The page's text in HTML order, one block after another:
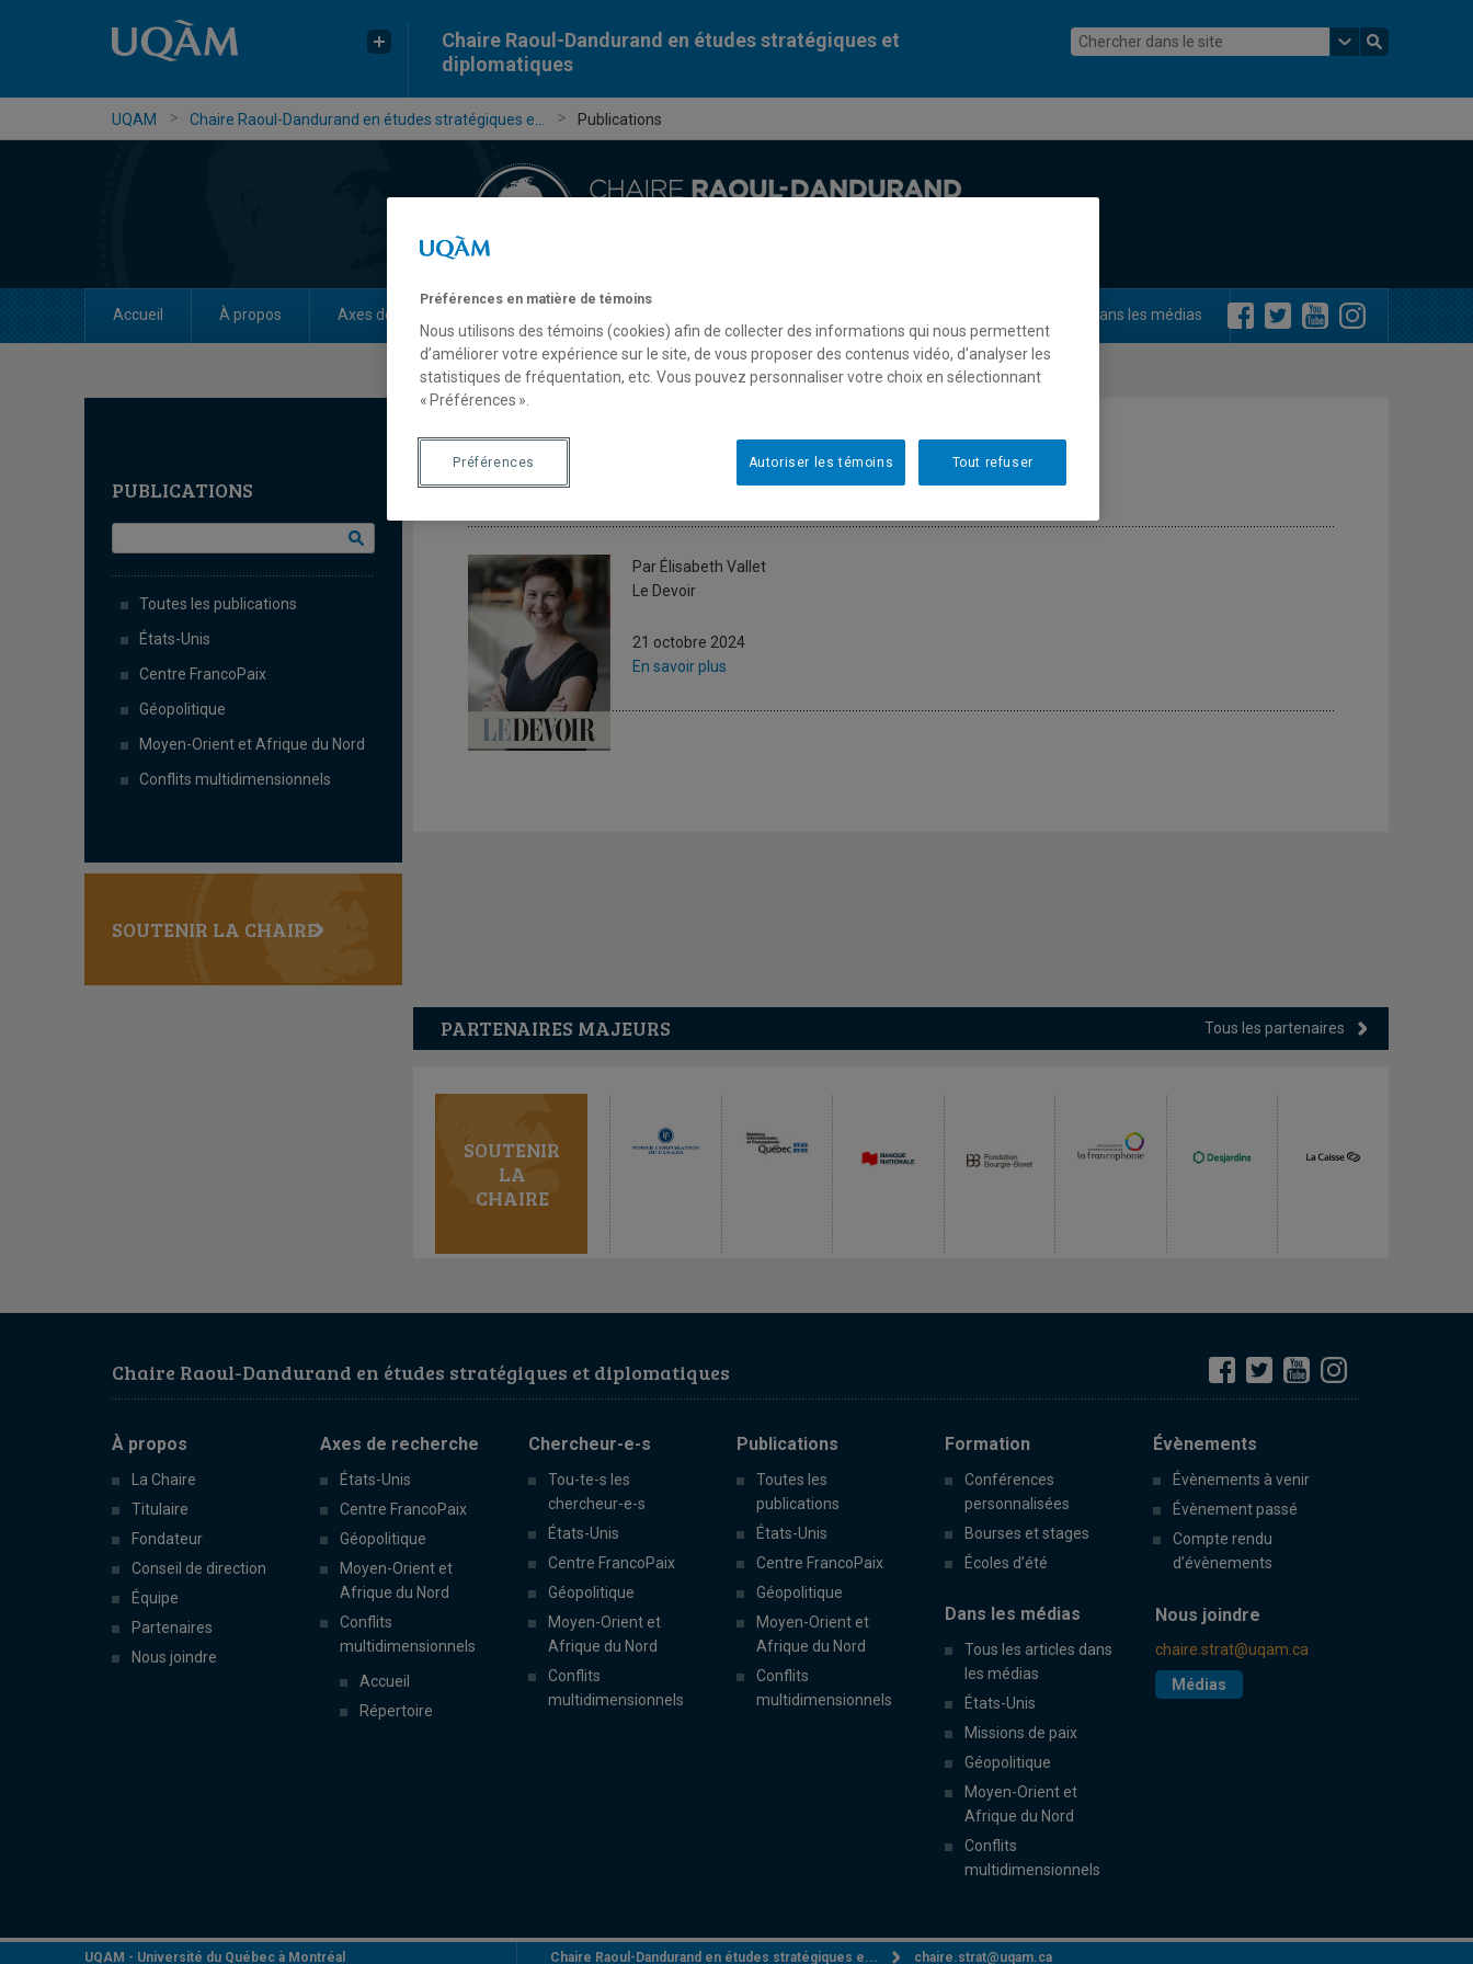
Chaire Raoul-Dandurand en études stratégiques et
diplomatiques
UQAM Chaire Raoul-Dandurand en études stratégiques e... Publications
Accueil À propos Axes de recherche Dans les médias
PUBLICATIONS
Toutes les publications
États-Unis
Centre FrancoPaix
Géopolitique
Moyen-Orient et Afrique du Nord
Conflits multidimensionnels
SOUTENIR LA CHAIRE
La peur
Par Élisabeth Vallet
Le Devoir
21 octobre 2024
En savoir plus
PARTENAIRES MAJEURS Tous les partenaires
SOUTENIR
LA
CHAIRE
Chaire Raoul-Dandurand en études stratégiques et diplomatiques
À propos
La Chaire
Titulaire
Fondateur
Conseil de direction
Équipe
Partenaires
Nous joindre
Axes de recherche
États-Unis
Centre FrancoPaix
Géopolitique
Moyen-Orient et
Afrique du Nord
Conflits
multidimensionnels
Accueil
Répertoire
Chercheur-e-s
Tou-te-s les
chercheur-e-s
États-Unis
Centre FrancoPaix
Géopolitique
Moyen-Orient et
Afrique du Nord
Conflits
multidimensionnels
Publications
Toutes les
publications
États-Unis
Centre FrancoPaix
Géopolitique
Moyen-Orient et
Afrique du Nord
Conflits
multidimensionnels
Formation
Conférences
personnalisées
Bourses et stages
Écoles d’été
Évènements
Évènements à venir
Évènement passé
Compte rendu
d’évènements
Dans les médias
Tous les articles dans
les médias
États-Unis
Missions de paix
Géopolitique
Moyen-Orient et
Afrique du Nord
Conflits
multidimensionnels
Nous joindre
chaire.strat@uqam.ca
Médias
UQAM - Université du Québec à Montréal Chaire Raoul-Dandurand en études stratégiques e... chaire.strat@uqam.ca
Préférences en matière de témoins
Nous utilisons des témoins (cookies) afin de collecter des informations qui nous permettent
d’améliorer votre expérience sur le site, de vous proposer des contenus vidéo, d’analyser les
statistiques de fréquentation, etc. Vous pouvez personnaliser votre choix en sélectionnant
« Préférences ».
Tout refuser
Autoriser les témoins
Préférences